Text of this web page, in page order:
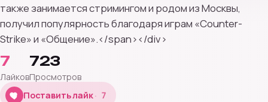
также занимается стримингом и родом из Москвы,
получил популярность благодаря играм «Counter-
Strike» и «Общение».</span></div>
7
Лайков
723
Просмотров
Поставить лайк
7
7